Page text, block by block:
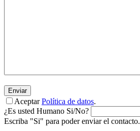
AceptarPolítica de datos.
¿Es usted Humano Si/No?
Escriba "Si" para poder enviar el contacto.